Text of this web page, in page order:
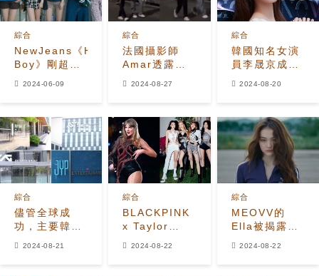
NewJeans《Hype
Boy》剛超越
代歌曲歷史上
播放量最高的
歌曲
綜合
2024-06-09
法國攝影師
Amar透露了
的Jennie在巴
黎的浪漫散步
綜合
2024-08-27
韓國知名女演
員李晟京成為
綜合
2024-08-20
儘管全球成
功，主要韓流
娛樂公司面臨
綜合
2024-08-21
BLACKPINK
x Taylor
Swift 即將合
綜合
2024-08-22
MEOVV的
Ella被揭露：
韓國網民稱讚
綜合
2024-08-22